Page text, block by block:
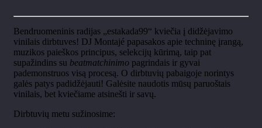
Bendruomeninis radijas „estakada99“ kviečia į didžėjavimo
vinilais dirbtuves! DJ Montajé papasakos apie techninę įrangą,
muzikos paieškos principus, selekcijų kūrimą, taip pat
supažindins su beatmatchinimo pagrindais ir gyvai
pademonstruos visą procesą. O dirbtuvių pabaigoje norintys
galės patys padidžėjauti! Galėsite naudotis mūsų paruoštais
vinilais, bet kviečiame atsinešti ir savų.
Dirbtuvių metu sužinosime: